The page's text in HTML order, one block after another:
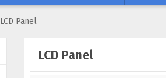
LCD Panel
LCD Panel